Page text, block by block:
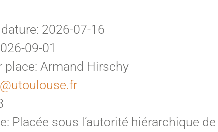
2026-07-16
09-01
Armand Hirschy
Placée sous l’autorité hiérarchique